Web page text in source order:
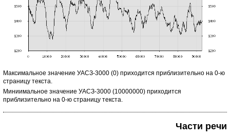
Максимальное значение УАСЗ-3000 (0) приходится приблизительно на 0-ю
страницу текста.
Миниимальное значение УАСЗ-3000 (10000000) приходится
приблизительно на 0-ю страницу текста.
Части речи